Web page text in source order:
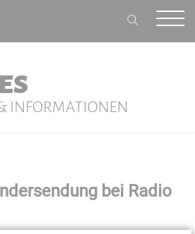
INFORMATIONEN
bei Radio